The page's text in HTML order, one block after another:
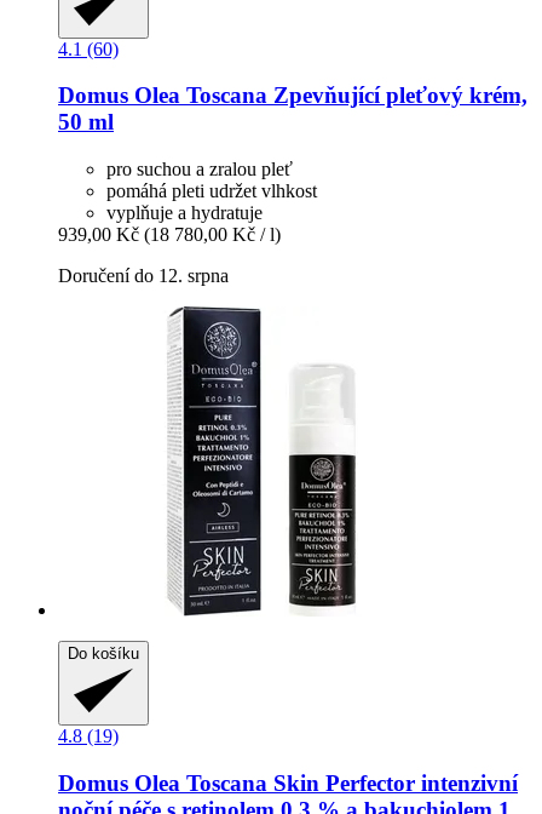
4.1 (60)
Domus Olea Toscana Zpevňující pleťový krém,
50 ml
pro suchou a zralou pleť
pomáhá pleti udržet vlhkost
vyplňuje a hydratuje
939,00 Kč (18 780,00 Kč / l)
Doručení do 12. srpna
Do košíku
4.8 (19)
Domus Olea Toscana Skin Perfector intenzivní